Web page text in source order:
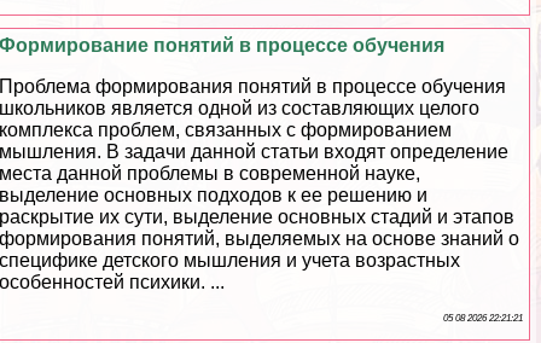
Формирование понятий в процессе обучения
Проблема формирования понятий в процессе обучения
школьников является одной из составляющих целого
комплекса проблем, связанных с формированием
мышления. В задачи данной статьи входят определение
места данной проблемы в современной науке,
выделение основных подходов к ее решению и
раскрытие их сути, выделение основных стадий и этапов
формирования понятий, выделяемых на основе знаний о
специфике детского мышления и учета возрастных
особенностей психики. ...
05 08 2026 22:21:21